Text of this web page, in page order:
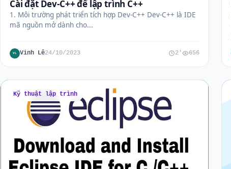
Cài đặt Dev-C++ để lập trình C++
1. Môi trường phát triển tích hợp Dev-C++ Dev-C++ là IDE
mã nguồn mở dành cho...
VL Vinh Lê24/10/2023 2' 656
Kỹ thuật lập trình